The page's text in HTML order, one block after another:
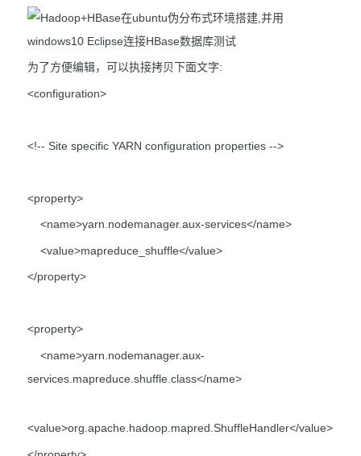
为了方便编辑，可以执接拷贝下面文字:
<configuration>
<!-- Site specific YARN configuration properties -->
<property>
<name>yarn.nodemanager.aux-services</name>
<value>mapreduce_shuffle</value>
</property>
<property>
<name>yarn.nodemanager.aux-
services.mapreduce.shuffle.class</name>
<value>org.apache.hadoop.mapred.ShuffleHandler</value>